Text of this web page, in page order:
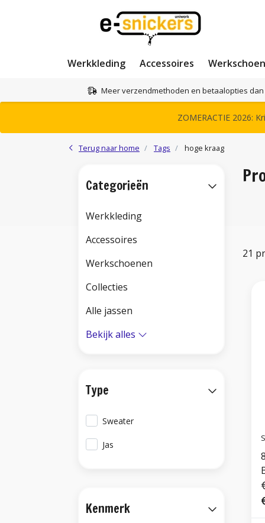
Werkkleding Accessoires
Meer verzendmethoden en betaalopties
ZOMERACTIE 2026:
Terug naar home Tags hoge kraag
21
Categorieën
Werkkleding
Accessoires
Werkschoenen
Collecties
Alle jassen
Bekijk alles
Type
Sweater
Jas
Kenmerk